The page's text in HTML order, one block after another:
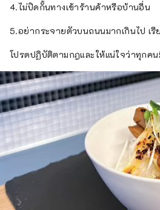
4.ไม่ปิดกั้นทางเข้าร้านค้าหรือบ้านอื่น
5.อย่ากระจายตัวบนถนนมากเกินไป เรี
โปรดปฏิบัติตามกฎและให้แน่ใจว่าทุกคน